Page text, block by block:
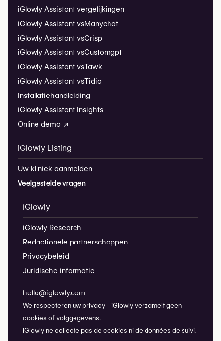
iGlowly Assistant vergelijkingen
iGlowly Assistant vsManychat
iGlowly Assistant vsCrisp
iGlowly Assistant vsCustomgpt
iGlowly Assistant vsTawk
iGlowly Assistant vsTidio
Installatiehandleiding
iGlowly Assistant Insights
Online demo ↗
iGlowly Listing
Uw kliniek aanmelden
Veelgestelde vragen
iGlowly
iGlowly Research
Redactionele partnerschappen
Privacybeleid
Juridische informatie
hello@iglowly.com
We respecteren uw privacy – iGlowly verzamelt geen
cookies of volggegevens.
iGlowly ne collecte pas de cookies ni de données de suivi.